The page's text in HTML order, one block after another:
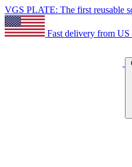
VGS PLATE: The first reusable
Fast delivery from US